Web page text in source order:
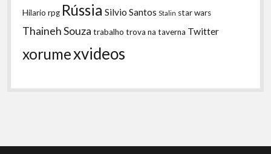
Hilario rpg Rússia Silvio Santos Stalin star wars
Thaineh Souza trabalho trova na taverna Twitter
xorumexvideos